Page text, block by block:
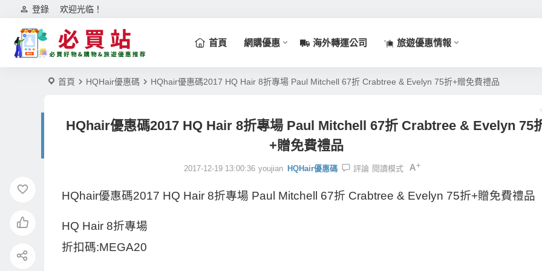
欢迎光临！
登錄
首頁 網購優惠 海外轉運公司 旅遊優惠情報
首頁 HQHair優惠碼 HQhair優惠碼2017 HQ Hair 8折專場 Paul Mitchell 67折 Crabtree & Evelyn 75折+贈免費禮品
HQhair優惠碼2017 HQ Hair 8折專場 Paul Mitchell 67折 Crabtree & Evelyn 75
+贈免費禮品
2017-12-19 13:00:36 youjian HQHair優惠碼 評論 閱讀模式
HQhair優惠碼2017 HQ Hair 8折專場 Paul Mitchell 67折 Crabtree & Evelyn 75折+贈免費禮品
HQ Hair 8折專場
折扣碼:MEGA20